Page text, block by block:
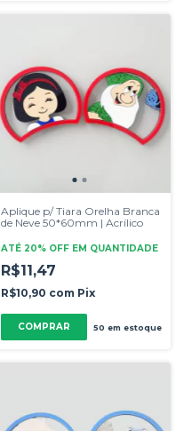
Aplique p/ Tiara Orelha Branca
de Neve 50*60mm | Acrílico
ATÉ 20% OFF EM QUANTIDADE
R$11,47
R$10,90 com Pix
50 em estoque